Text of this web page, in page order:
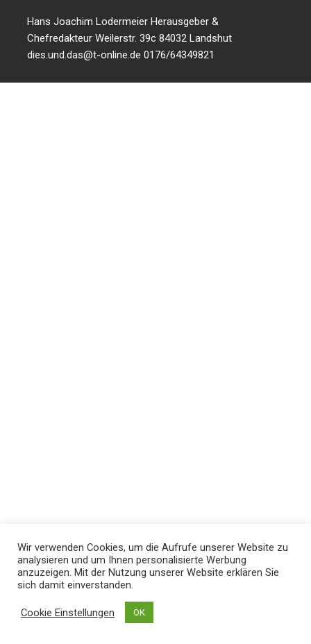
Hans Joachim Lodermeier Herausgeber &
Chefredakteur Weilerstr. 39c 84032 Landshut
dies.und.das@t-online.de 0176/64349821
Wir verwenden Cookies, um die Aufrufe unserer Website zu
analysieren und um Ihnen personalisierte Werbung
anzuzeigen. Mit der Nutzung unserer Website erklären Sie
sich damit einverstanden.
Cookie Einstellungen OK